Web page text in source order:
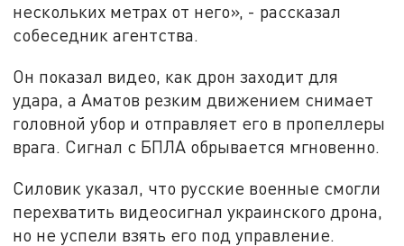
нескольких метрах от него», - рассказал
собеседник агентства.
Он показал видео, как дрон заходит для
удара, а Аматов резким движением снимает
головной убор и отправляет его в пропеллеры
врага. Сигнал с БПЛА обрывается мгновенно.
Силовик указал, что русские военные смогли
перехватить видеосигнал украинского дрона,
но не успели взять его под управление.